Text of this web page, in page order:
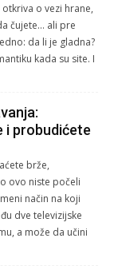
o vezi hrane,
čujete… ali pre
da li je gladna?
kada su site. I
i probudićete
brže,
ovo niste počeli
način na koji
dve televizijske
a može da učini